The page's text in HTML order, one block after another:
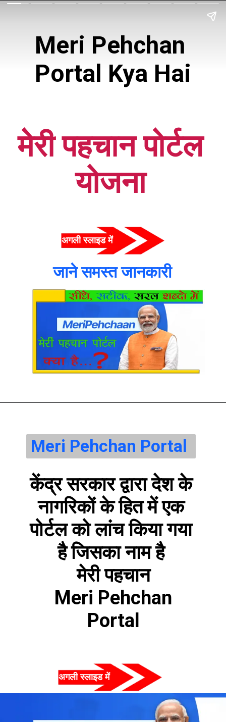
मेरी पहचान पोर्टल
योजना
Meri Pehchan
Portal Kya Hai
अगली स्लाइड में
जाने समस्त जानकारी
केंद्र सरकार द्वारा देश के
नागरिकों के हित में एक
पोर्टल को लांच किया गया
है जिसका नाम है
मेरी पहचान
Meri Pehchan
Portal
Meri Pehchan Portal
अगली स्लाइड में